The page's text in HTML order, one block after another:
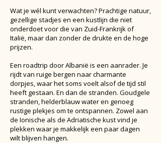
Wat je wél kunt verwachten? Prachtige natuur,
gezellige stadjes en een kustlijn die niet
onderdoet voor die van Zuid-Frankrijk of
Italië, maar dan zonder de drukte en de hoge
prijzen.
Een roadtrip door Albanië is een aanrader. Je
rijdt van ruige bergen naar charmante
dorpjes, waar het soms voelt alsof de tijd stil
heeft gestaan. En dan de stranden. Goudgele
stranden, helderblauw water en genoeg
rustige plekjes om te ontspannen. Zowel aan
de Ionische als de Adriatische kust vind je
plekken waar je makkelijk een paar dagen
wilt blijven hangen.